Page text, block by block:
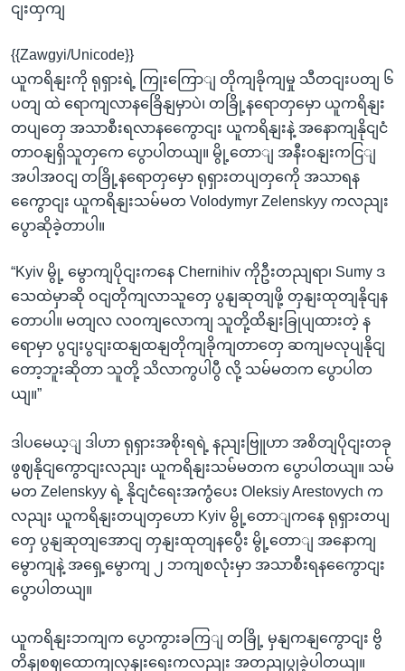
ငျးထှကျ
{{Zawgyi/Unicode}}
ယူကရိနျးကို ရုရှားရဲ့ ကြုးကြောျ တိုကျခိုကျမှု သီတငျးပတျ ၆
ပတျ ထဲ ရောကျလာနခြေိနျမှာပဲ၊ တခြို့နရောတှမှော ယူကရိနျး
တပျတှေ အသာစီးရလာနကွေောငျး ယူကရိနျးနဲ့ အနောကျနိုငျငံ
တာဝနျရှိသူတှကေ ပွောပါတယျ။ မွို့တောျ အနီးဝနျးကငြျ
အပါအဝငျ တခြို့နရောတှမှော ရုရှားတပျတှကေို အသာရန
ကွေောငျး ယူကရိနျးသမ်မတ Volodymyr Zelenskyy ကလညျး
ပွောဆိုခဲ့တာပါ။
“Kyiv မွို့ မွောကျပိုငျးကနေ Chernihiv ကိုဦးတညျရာ၊ Sumy ဒ
သေထဲမှာဆို ဝငျတိုကျလာသူတှေ ပွနျဆုတျဖို့ တှနျးထုတျနိုငျန
တောပါ။ မတျလ လဝကျလောကျ သူတို့ထိနျးခြုပျထားတဲ့ န
ရောမှာ ပွငျးပွငျးထနျထနျတိုကျခိုကျတာတှေ ဆကျမလုပျနိုငျ
တော့ဘူးဆိုတာ သူတို့ သိလာကွပါပွီ လို့ သမ်မတက ပွောပါတ
ယျ။”
ဒါပမေယ့ျ ဒါဟာ ရုရှားအစိုးရရဲ့ နညျးဗြူဟာ အစိတျပိုငျးတခု
ဖွဈနိုငျကွောငျးလညျး ယူကရိနျးသမ်မတက ပွောပါတယျ။ သမ်
မတ Zelenskyy ရဲ့ နိုငျငံရေးအကွံပေး Oleksiy Arestovych က
လညျး ယူကရိနျးတပျတှဟော Kyiv မွို့တောျကနေ ရုရှားတပျ
တှေ ပွနျဆုတျအောငျ တှနျးထုတျနပွေီး မွို့တောျ အနောကျ
မွောကျနဲ့ အရှေ့မွောကျ ၂ ဘကျစလုံးမှာ အသာစီးရနကွေောငျး
ပွောပါတယျ။
ယူကရိနျးဘကျက ပွောကွားခကြျ တခြို့ မှနျကနျကွောငျး ဗွိ
တိနျစဈထောကျလှနျးရေးကလညျး အတညျပွုခဲ့ပါတယျ။